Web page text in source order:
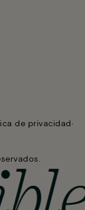
de privacidad